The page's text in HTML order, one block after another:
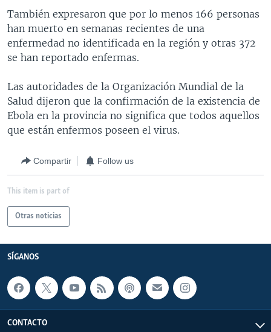
NOTA ECONÓMICA
ENTRETENIMIENTO
Idiomas
También expresaron que por lo menos 166 personas
han muerto en semanas recientes de una
enfermedad no identificada en la región y otras 372
se han reportado enfermas.
Las autoridades de la Organización Mundial de la
Salud dijeron que la confirmación de la existencia de
Ebola en la provincia no significa que todos aquellos
que están enfermos poseen el virus.
Compartir Follow us
This item is part of
Otras noticias
SÍGANOS
CONTACTO